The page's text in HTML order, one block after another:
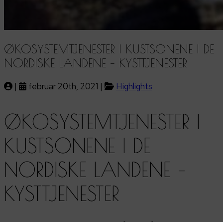
ØKOSYSTEMTJENESTER I KUSTSONENE I DE
NORDISKE LANDENE – KYSTTJENESTER
| februar 20th, 2021 | Highlights
ØKOSYSTEMTJENESTER I
KUSTSONENE I DE
NORDISKE LANDENE –
KYSTTJENESTER